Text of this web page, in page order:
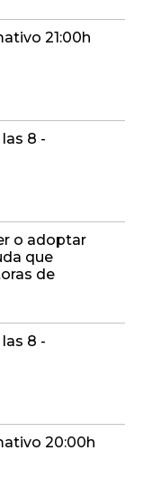
21:00h
8 -
o adoptar
que
de
8 -
20:00h